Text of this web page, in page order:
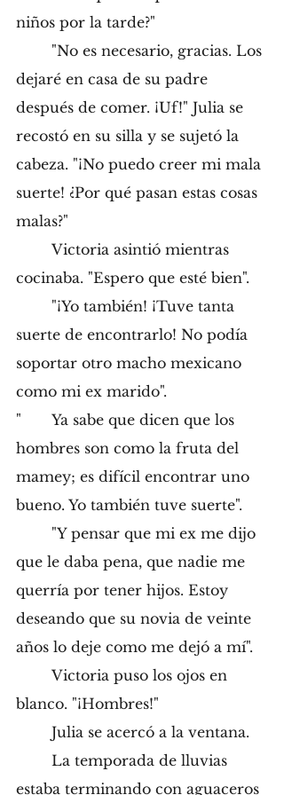
niños por la tarde?"
dejaré en casa de su padre
después de comer. ¡Uf!" Julia se
recostó en su silla y se sujetó la
cabeza. "¡No puedo creer mi mala
suerte! ¿Por qué pasan estas cosas
malas?"
cocinaba. "Espero que esté bien".
suerte de encontrarlo! No podía
soportar otro macho mexicano
como mi ex marido".
"	Ya sabe que dicen que los
hombres son como la fruta del
mamey; es difícil encontrar uno
bueno. Yo también tuve suerte".
que le daba pena, que nadie me
querría por tener hijos. Estoy
deseando que su novia de veinte
años lo deje como me dejó a mí".
blanco. "¡Hombres!"
	Julia se acercó a la ventana.
estaba terminando con aguaceros